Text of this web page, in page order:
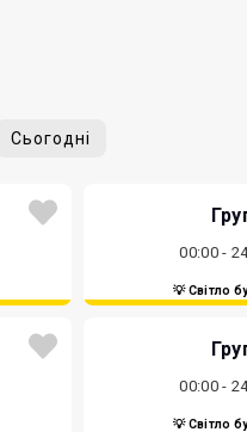
Сьогодні
00:00 -
💡 Світло
00:00 -
💡 Світло